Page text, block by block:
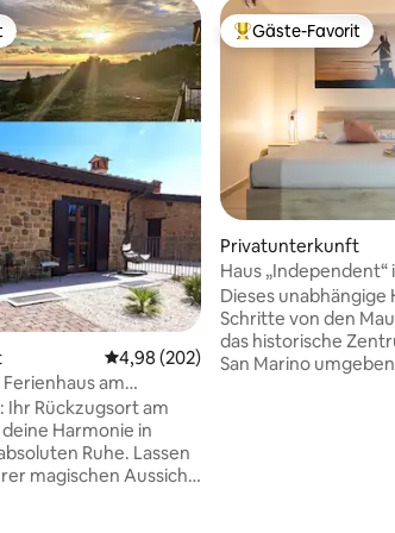
Durchschnittliche Bewertung:
4,98 (202)
Ferienhaus am
Ihr Rückzugsort am
Ruhe. Lassen
magischen Aussicht
Beliebter Gäste-
Gäste-Favorit
Privatunterkunft
Haus „Independent“
historischen
Dieses unabhängige
Schritte von den
das historische
San Marino